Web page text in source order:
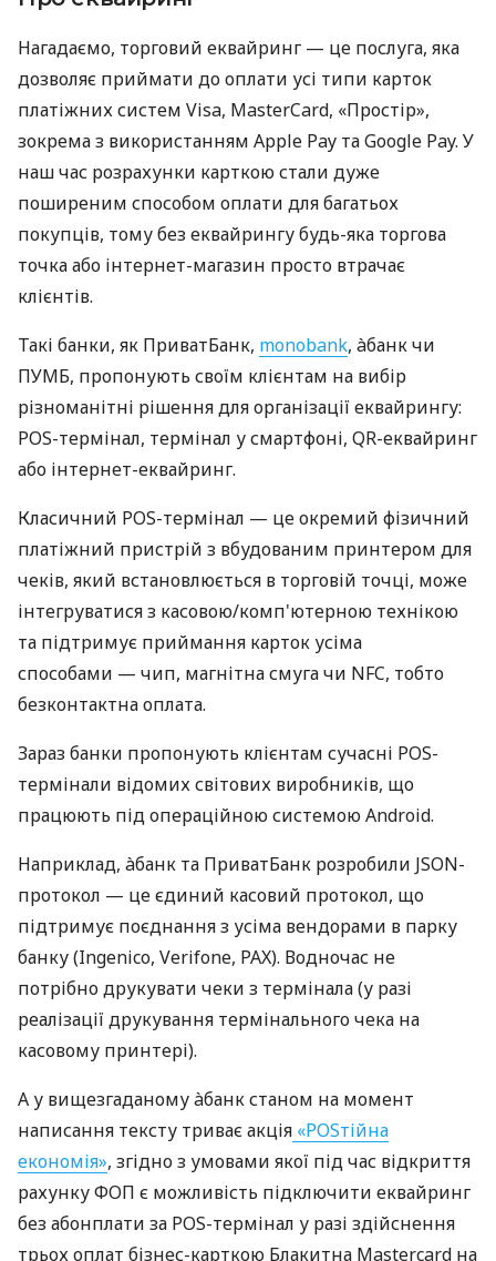
Нагадаємо, торговий еквайринг — це послуга, яка
дозволяє приймати до оплати усі типи карток
платіжних систем Visa, MasterCard, «Простір»,
зокрема з використанням Apple Pay та Google Pay. У
наш час розрахунки карткою стали дуже
поширеним способом оплати для багатьох
покупців, тому без еквайрингу будь-яка торгова
точка або інтернет-магазин просто втрачає
клієнтів.
Такі банки, як ПриватБанк, monobank, àбанк чи
ПУМБ, пропонують своїм клієнтам на вибір
різноманітні рішення для організації еквайрингу:
POS-термінал, термінал у смартфоні, QR-еквайринг
або інтернет-еквайринг.
Класичний POS-термінал — це окремий фізичний
платіжний пристрій з вбудованим принтером для
чеків, який встановлюється в торговій точці, може
інтегруватися з касовою/комп'ютерною технікою
та підтримує приймання карток усіма
способами — чип, магнітна смуга чи NFC, тобто
безконтактна оплата.
Зараз банки пропонують клієнтам сучасні POS-
термінали відомих світових виробників, що
працюють під операційною системою Android.
Наприклад, àбанк та ПриватБанк розробили JSON-
протокол — це єдиний касовий протокол, що
підтримує поєднання з усіма вендорами в парку
банку (Ingenico, Verifone, PAX). Водночас не
потрібно друкувати чеки з термінала (у разі
реалізації друкування термінального чека на
касовому принтері).
А у вищезгаданому àбанк станом на момент
написання тексту триває акція «POSтійна
економія», згідно з умовами якої під час відкриття
рахунку ФОП є можливість підключити еквайринг
без абонплати за POS-термінал у разі здійснення
трьох оплат бізнес-карткою Блакитна Mastercard на